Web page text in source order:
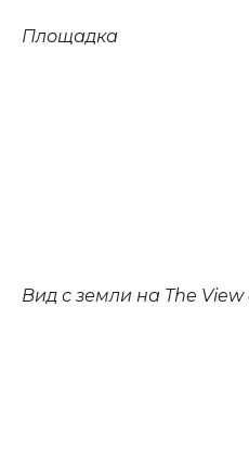
Площадка
Вид с земли на The